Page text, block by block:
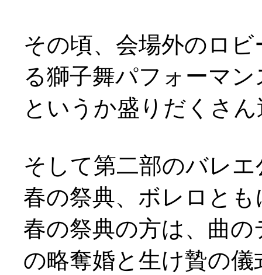
その頃、会場外のロ
る獅子舞パフォーマ
というか盛りだくさ
そして第二部のバレエ
春の祭典、ボレロと
春の祭典の方は、曲
の略奪婚と生け贄の